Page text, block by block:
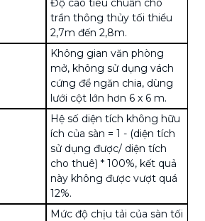
Độ cao tiêu chuẩn cho
trần thông thủy tối thiểu
2,7m đến 2,8m.
Không gian văn phòng
mở, không sử dụng vách
cứng để ngăn chia, dùng
lưới cột lớn hơn 6 x 6 m.
Hệ số diện tích không hữu
ích của sàn = 1 - (diện tích
sử dụng được/ diện tích
cho thuê) * 100%, kết quả
này không được vượt quá
12%.
Mức độ chịu tải của sàn tối